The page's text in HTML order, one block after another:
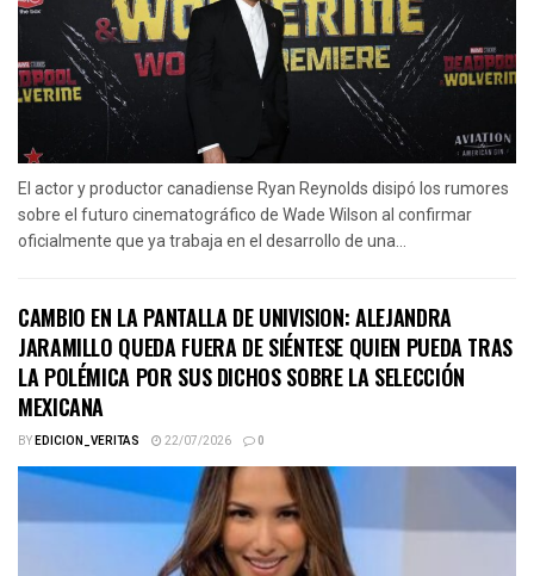
El actor y productor canadiense Ryan Reynolds disipó los rumores
sobre el futuro cinematográfico de Wade Wilson al confirmar
oficialmente que ya trabaja en el desarrollo de una...
CAMBIO EN LA PANTALLA DE UNIVISION: ALEJANDRA
JARAMILLO QUEDA FUERA DE SIÉNTESE QUIEN PUEDA TRAS
LA POLÉMICA POR SUS DICHOS SOBRE LA SELECCIÓN
MEXICANA
BYEDICION_VERITAS 22/07/2026 0